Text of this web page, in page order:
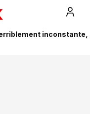
inconstante,